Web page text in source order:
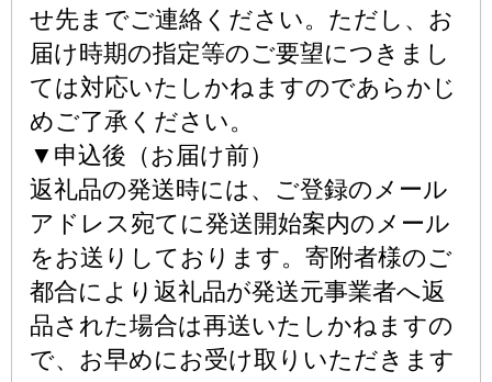
せ先までご連絡ください。ただし、お
届け時期の指定等のご要望につきまし
ては対応いたしかねますのであらかじ
めご了承ください。
▼申込後（お届け前）
返礼品の発送時には、ご登録のメール
アドレス宛てに発送開始案内のメール
をお送りしております。寄附者様のご
都合により返礼品が発送元事業者へ返
品された場合は再送いたしかねますの
で、お早めにお受け取りいただきます